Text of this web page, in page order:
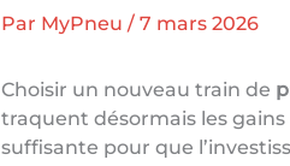
Par MyPneu / 7 mars 2026
Choisir un nouveau train de
traquent désormais les gains
suffisante pour que